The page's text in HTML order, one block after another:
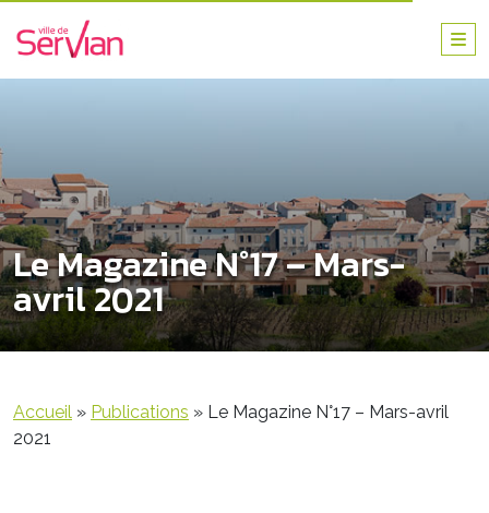
Le Magazine N°17 – Mars-
avril 2021
Accueil » Publications » Le Magazine N°17 – Mars-avril
2021